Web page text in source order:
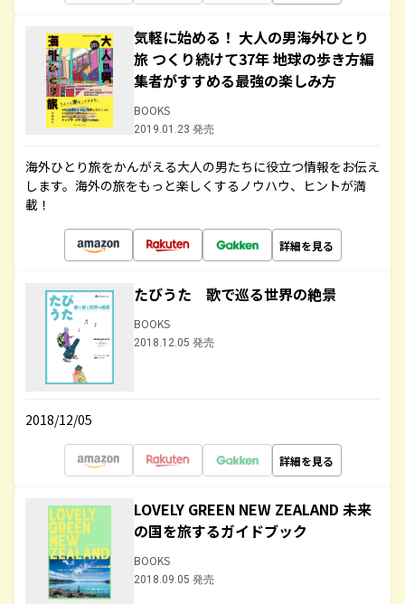
気軽に始める！ 大人の男海外ひとり
旅 つくり続けて37年 地球の歩き方編
集者がすすめる最強の楽しみ方
BOOKS
2019.01.23 発売
海外ひとり旅をかんがえる大人の男たちに役立つ情報をお伝え
します。海外の旅をもっと楽しくするノウハウ、ヒントが満
載！
詳細を見る
たびうた 歌で巡る世界の絶景
BOOKS
2018.12.05 発売
2018/12/05
詳細を見る
LOVELY GREEN NEW ZEALAND 未来
の国を旅するガイドブック
BOOKS
2018.09.05 発売